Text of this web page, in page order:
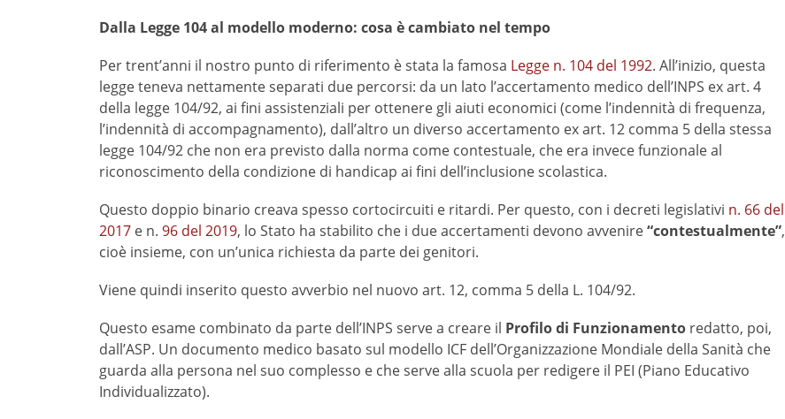
Dalla Legge 104 al modello moderno: cosa è cambiato nel tempo
Per trent’anni il nostro punto di riferimento è stata la famosa Legge n. 104 del 1992. All’inizio, questa
legge teneva nettamente separati due percorsi: da un lato l’accertamento medico dell’INPS ex art. 4
della legge 104/92, ai fini assistenziali per ottenere gli aiuti economici (come l’indennità di frequenza,
l’indennità di accompagnamento), dall’altro un diverso accertamento ex art. 12 comma 5 della stessa
legge 104/92 che non era previsto dalla norma come contestuale, che era invece funzionale al
riconoscimento della condizione di handicap ai fini dell’inclusione scolastica.
Questo doppio binario creava spesso cortocircuiti e ritardi. Per questo, con i decreti legislativi n. 66 del
2017 e n. 96 del 2019, lo Stato ha stabilito che i due accertamenti devono avvenire“contestualmente”,
cioè insieme, con un’unica richiesta da parte dei genitori.
Viene quindi inserito questo avverbio nel nuovo art. 12, comma 5 della L. 104/92.
Questo esame combinato da parte dell’INPS serve a creare il Profilo di Funzionamento redatto, poi,
dall’ASP. Un documento medico basato sul modello ICF dell’Organizzazione Mondiale della Sanità che
guarda alla persona nel suo complesso e che serve alla scuola per redigere il PEI (Piano Educativo
Individualizzato).